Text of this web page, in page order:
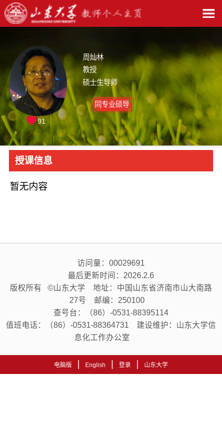
周灿林
教授
硕士生导师
同专业硕导
91
授课信息
暂无内容
访问量： 00029691
最后更新时间： 2026.2.6
版权所有 ©山东大学 地址：中国山东省济南市山大南路
27号 邮编：250100
查号台：（86）-0531-88395114
值班电话：（86）-0531-88364731 建设维护：山东大学信
息化工作办公室
电脑版 English 登录 山东大学